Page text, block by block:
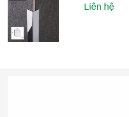
Liên hệ